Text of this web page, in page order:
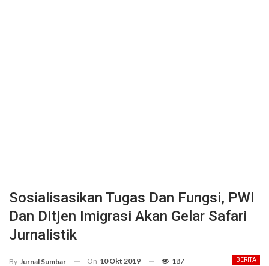
Sosialisasikan Tugas Dan Fungsi, PWI
Dan Ditjen Imigrasi Akan Gelar Safari
Jurnalistik
BERITA
By Jurnal Sumbar On 10 Okt 2019 187